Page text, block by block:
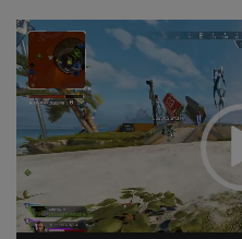
動
画
プ
レ
ヤ
ー